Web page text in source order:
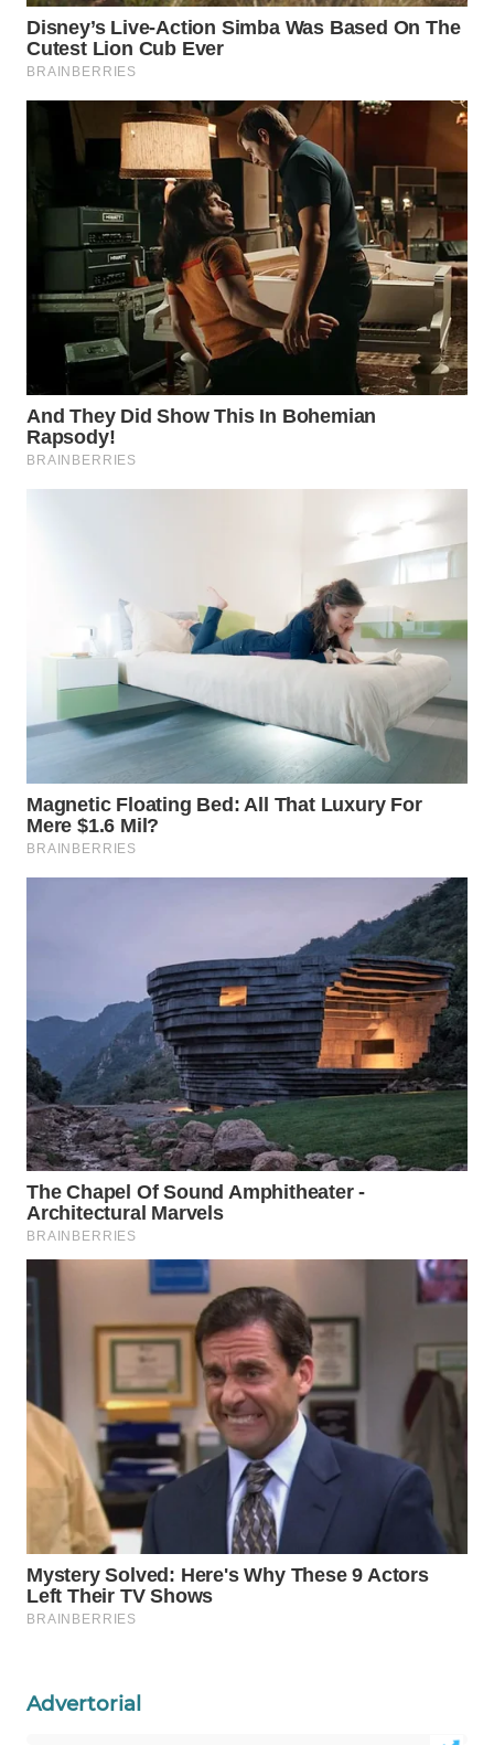
Advertorial
TV
WAHANANEWS
WAHANANEWS
WAHANANEWS
NET
WAHANA
SPORT
WAHANA
UMKM
WAHANA
OTOMOTIF
WAHANA
HEALTH
WAHANA
DESA
WISATA
Network
KONSUMEN
LISTRIK
MASYARAKAT
KELISTRIKAN
WALINKI
ID
MARTABAT
PLN
WATCH
MKLI
LPKKI